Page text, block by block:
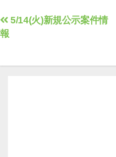
投
稿
ビ
5/14(火)新規公示案件情
報